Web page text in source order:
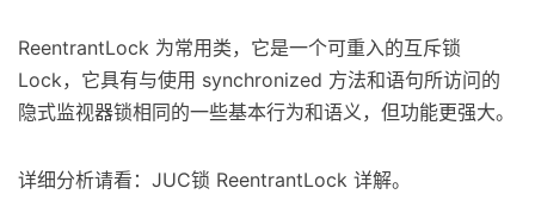
ReentrantLock 为常用类，它是一个可重入的互斥锁
Lock，它具有与使用 synchronized 方法和语句所访问的
隐式监视器锁相同的一些基本行为和语义，但功能更强大。
详细分析请看：JUC锁 ReentrantLock 详解。